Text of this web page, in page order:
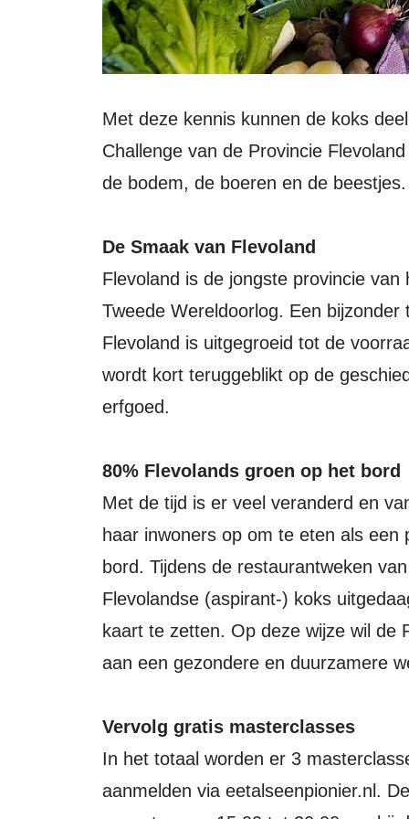
Met deze kennis kunnen de koks
Challenge van de Provincie
de bodem, de boeren en de beestjes.
De Smaak van Flevoland
Flevoland is de jongste provincie
Tweede Wereldoorlog. Een
Flevoland is uitgegroeid tot de
wordt kort teruggeblikt op de
erfgoed.
80% Flevolands groen op het bord
Met de tijd is er veel veranderd en
haar inwoners op om te eten als
bord. Tijdens de restaurantweken
Flevolandse (aspirant-) koks
kaart te zetten. Op deze wijze wil de
aan een gezondere en duurzamere
Vervolg gratis masterclasses
In het totaal worden er 3
aanmelden via eetalseenpionier.nl.